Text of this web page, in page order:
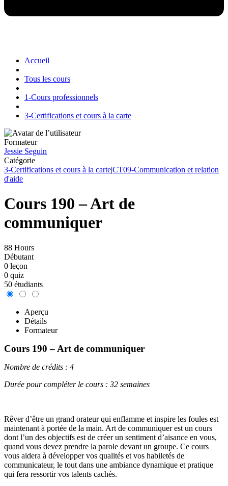
Accueil
Tous les cours
1-Cours professionnels
3-Certifications et cours à la carte
Formateur
Jessie Seguin
Catégorie
3-Certifications et cours à la carte|CT09-Communication et relation
d'aide
Cours 190 – Art de
communiquer
88 Hours
Débutant
0 leçon
0 quiz
50 étudiants
Aperçu
Détails
Formateur
Cours 190 – Art de communiquer
Nombre de crédits : 4
Durée pour compléter le cours : 32 semaines
Rêver d’être un grand orateur qui enflamme et inspire les foules est
maintenant à portée de la main. Art de communiquer est un cours
dont l’un des objectifs est de créer un sentiment d’aisance en vous,
quand vous devez prendre la parole devant un groupe. Ce cours
vous aidera à développer vos qualités et vos habiletés de
communicateur, le tout dans une ambiance dynamique et pratique
qui fera ressortir vos talents cachés.